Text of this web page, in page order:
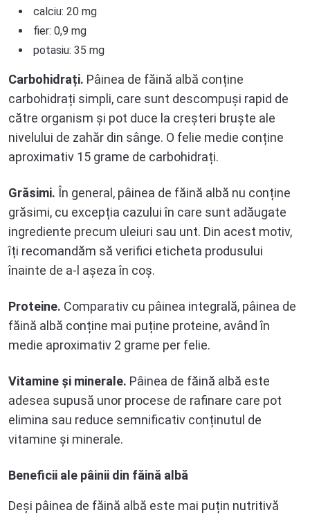
calciu: 20 mg
fier: 0,9 mg
potasiu: 35 mg
Carbohidrați. Pâinea de făină albă conține
carbohidrați simpli, care sunt descompuși rapid de
către organism și pot duce la creșteri bruște ale
nivelului de zahăr din sânge. O felie medie conține
aproximativ 15 grame de carbohidrați.
Grăsimi. În general, pâinea de făină albă nu conține
grăsimi, cu excepția cazului în care sunt adăugate
ingrediente precum uleiuri sau unt. Din acest motiv,
îți recomandăm să verifici eticheta produsului
înainte de a-l așeza în coș.
Proteine. Comparativ cu pâinea integrală, pâinea de
făină albă conține mai puține proteine, având în
medie aproximativ 2 grame per felie.
Vitamine și minerale. Pâinea de făină albă este
adesea supusă unor procese de rafinare care pot
elimina sau reduce semnificativ conținutul de
vitamine și minerale.
Beneficii ale pâinii din făină albă
Deși pâinea de făină albă este mai puțin nutritivă